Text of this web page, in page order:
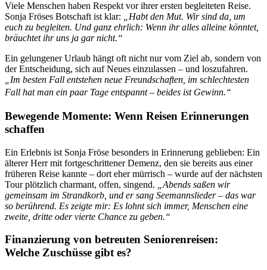
Viele Menschen haben Respekt vor ihrer ersten begleiteten Reise.
Sonja Fröses Botschaft ist klar:
„Habt den Mut. Wir sind da, um
euch zu begleiten. Und ganz ehrlich: Wenn ihr alles alleine könntet,
bräuchtet ihr uns ja gar nicht.“
Ein gelungener Urlaub hängt oft nicht nur vom Ziel ab, sondern von
der Entscheidung, sich auf Neues einzulassen – und loszufahren.
„Im besten Fall entstehen neue Freundschaften, im schlechtesten
Fall hat man ein paar Tage entspannt – beides ist Gewinn.“
Bewegende Momente: Wenn Reisen Erinnerungen
schaffen
Ein Erlebnis ist Sonja Fröse besonders in Erinnerung geblieben: Ein
älterer Herr mit fortgeschrittener Demenz, den sie bereits aus einer
früheren Reise kannte – dort eher mürrisch – wurde auf der nächsten
Tour plötzlich charmant, offen, singend.
„Abends saßen wir
gemeinsam im Strandkorb, und er sang Seemannslieder – das war
so berührend. Es zeigte mir: Es lohnt sich immer, Menschen eine
zweite, dritte oder vierte Chance zu geben.“
Finanzierung von betreuten Seniorenreisen:
Welche Zuschüsse gibt es?